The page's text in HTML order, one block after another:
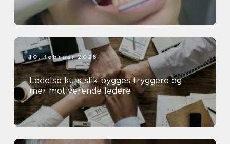
10. februar 2026
Ledelse kurs slik bygges tryggere og
mer motiverende ledere